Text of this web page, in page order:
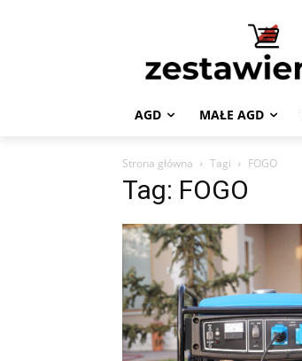
AGD MAŁE AGD
Strona główna Tagi FOGO
Tag: FOGO